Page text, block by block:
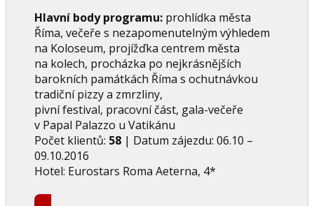
Hlavní body programu: prohlídka města
Říma, večeře s nezapomenutelným výhledem
na Koloseum, projížďka centrem města
na kolech, procházka po nejkrásnějších
barokních památkách Říma s ochutnávkou
tradiční pizzy a zmrzliny,
pivní festival, pracovní část, gala-večeře
v Papal Palazzo u Vatikánu
Počet klientů: 58 | Datum zájezdu: 06.10 –
09.10.2016
Hotel: Eurostars Roma Aeterna, 4*